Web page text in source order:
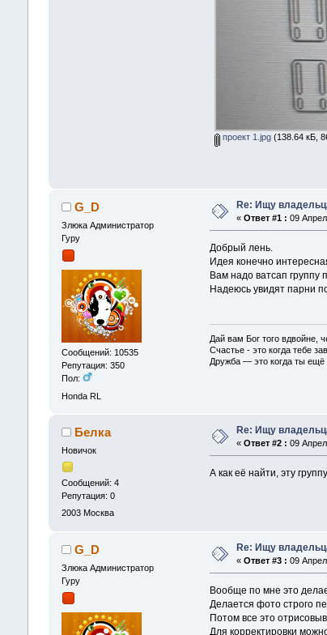
проект 1.jpg(138.64 кБ,
G_D
Злюка Администратор
Гуру
Сообщений: 10535
Репутация: 350
Пол:
Honda RL
Re: Ищу
« Ответ #1 : 09
Добрый лень.
Идея конечно
Вам надо ватсап группу
Надеюсь увидят парни
Дай вам Бог того вдвойне,
Счастье - это когда тебе
Дружба — это когда ты ещё
Белка
Новичок
Сообщений: 4
Репутация: 0
2003 Москва
Re: Ищу
« Ответ #2 : 09
А как её найти, эту
G_D
Злюка Администратор
Гуру
Re: Ищу
« Ответ #3 : 09
Вообще по мне это
Делается фото строго
Потом все это
Для корректировки